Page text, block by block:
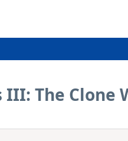
III: The Clone